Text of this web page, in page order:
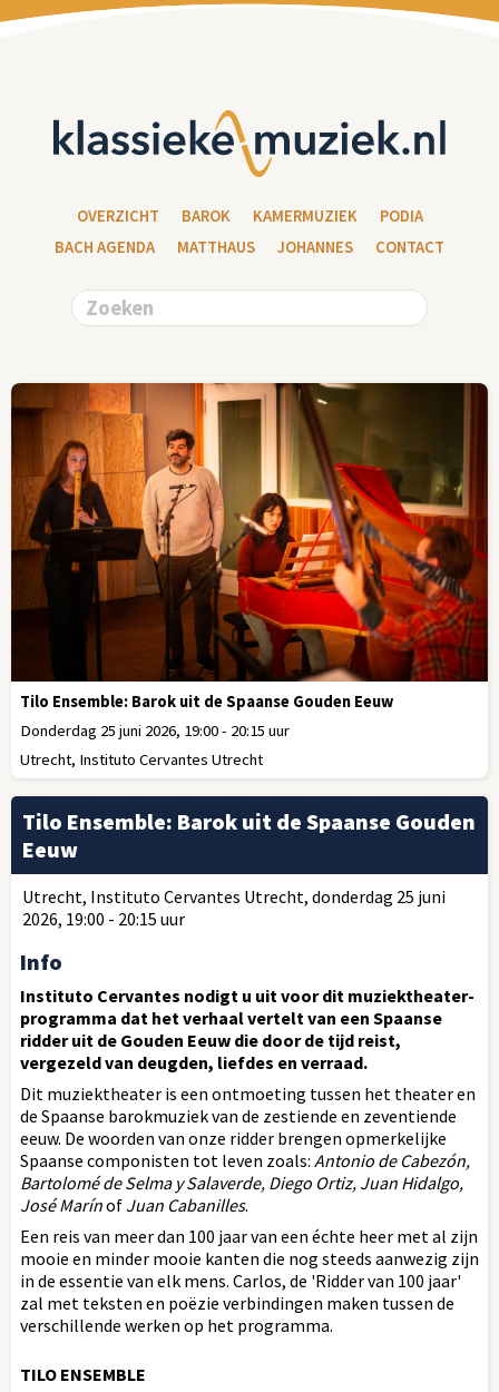
OVERZICHT BAROK KAMERMUZIEK
PODIA
BACH AGENDA
MATTHAUS JOHANNES CONTACT
Tilo Ensemble: Barok uit de Spaanse Gouden Eeuw
Donderdag 25 juni 2026, 19:00 - 20:15 uur
Utrecht, Instituto Cervantes Utrecht
Tilo Ensemble: Barok uit de Spaanse Gouden
Eeuw
Utrecht, Instituto Cervantes Utrecht, donderdag 25 juni
2026, 19:00 - 20:15 uur
Info
Instituto Cervantes nodigt u uit voor dit muziektheater-
programma dat het verhaal vertelt van een Spaanse
ridder uit de Gouden Eeuw die door de tijd reist,
vergezeld van deugden, liefdes en verraad.
Dit muziektheater is een ontmoeting tussen het theater en
de Spaanse barokmuziek van de zestiende en zeventiende
eeuw. De woorden van onze ridder brengen opmerkelijke
Spaanse componisten tot leven zoals: Antonio de Cabezón,
Bartolomé de Selma y Salaverde, Diego Ortiz, Juan Hidalgo,
José Marínof Juan Cabanilles.
Een reis van meer dan 100 jaar van een échte heer met al zijn
mooie en minder mooie kanten die nog steeds aanwezig zijn
in de essentie van elk mens. Carlos, de 'Ridder van 100 jaar'
zal met teksten en poëzie verbindingen maken tussen de
verschillende werken op het programma.
TILO ENSEMBLE